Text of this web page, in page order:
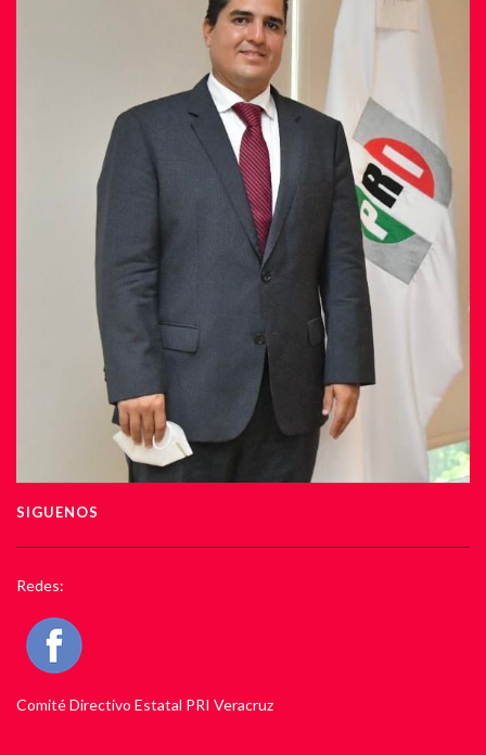
SIGUENOS
Redes:
Comité Directivo Estatal PRI Veracruz